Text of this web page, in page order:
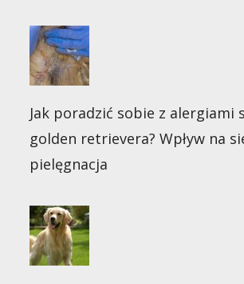
Jak poradzić sobie z alergiami
golden retrievera? Wpływ na
pielęgnacja